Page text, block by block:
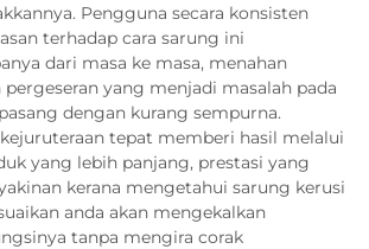
Pengguna secara konsisten
terhadap cara sarung ini
dari masa ke masa, menahan
yang menjadi masalah pada
dengan kurang sempurna.
tepat memberi hasil melalui
yang lebih panjang, prestasi yang
kerana mengetahui sarung kerusi
anda akan mengekalkan
tanpa mengira corak